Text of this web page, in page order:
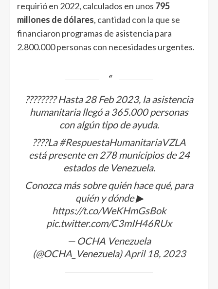
requirió en 2022, calculados en unos 795
millones de dólares, cantidad con la que se
financiaron programas de asistencia para
2.800.000 personas con necesidades urgentes.
???????? Hasta 28 Feb 2023, la asistencia
humanitaria llegó a 365.000 personas
con algún tipo de ayuda.
????La#RespuestaHumanitariaVZLA
está presente en 278 municipios de 24
estados de Venezuela.
Conozca más sobre quién hace qué, para
quién y dónde ▶
https://t.co/WeKHmGsBok
pic.twitter.com/C3mIH46RUx
— OCHA Venezuela
(@OCHA_Venezuela)April 18, 2023